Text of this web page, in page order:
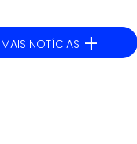
NOTÍCIAS +